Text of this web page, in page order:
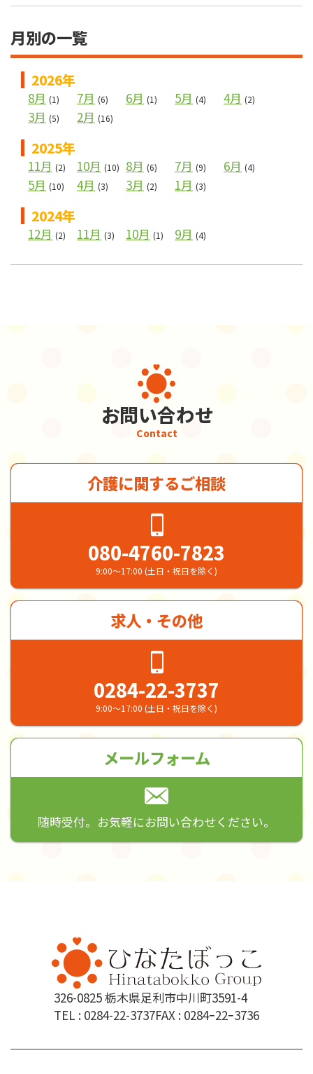
月別の一覧
2026年
8月 (1) 7月 (6) 6月 (1) 5月 (4) 4月 (2)
3月 (5) 2月 (16)
2025年
11月 (2) 10月 (10) 8月 (6) 7月 (9) 6月 (4)
5月 (10) 4月 (3) 3月 (2) 1月 (3)
2024年
12月 (2) 11月 (3) 10月 (1) 9月 (4)
お問い合わせ
Contact
介護に関するご相談
080-4760-7823
9:00～17:00 (土日・祝日を除く)
求人・その他
0284-22-3737
9:00～17:00 (土日・祝日を除く)
メールフォーム
随時受付。お気軽にお問い合わせください。
326-0825 栃木県足利市中川町3591-4
TEL : 0284-22-3737FAX : 0284ｰ22ｰ3736